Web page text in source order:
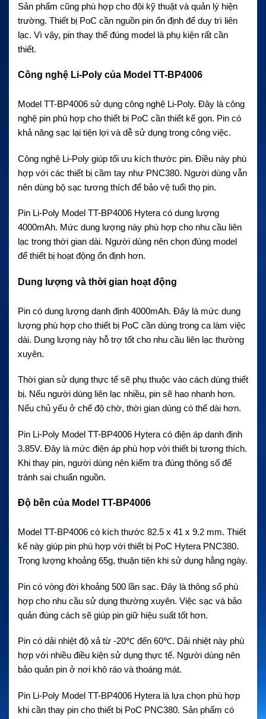
Sản phẩm cũng phù hợp cho đội kỹ thuật và quản lý hiện
trường. Thiết bị PoC cần nguồn pin ổn định để duy trì liên
lạc. Vì vậy, pin thay thế đúng model là phụ kiện rất cần
thiết.
Công nghệ Li-Poly của Model TT-BP4006
Model TT-BP4006 sử dụng công nghệ Li-Poly. Đây là công
nghệ pin phù hợp cho thiết bị PoC cần thiết kế gọn. Pin có
khả năng sạc lại tiện lợi và dễ sử dụng trong công việc.
Công nghệ Li-Poly giúp tối ưu kích thước pin. Điều này phù
hợp với các thiết bị cầm tay như PNC380. Người dùng vẫn
nên dùng bộ sạc tương thích để bảo vệ tuổi thọ pin.
Pin Li-Poly Model TT-BP4006 Hytera có dung lượng
4000mAh. Mức dung lượng này phù hợp cho nhu cầu liên
lạc trong thời gian dài. Người dùng nên chọn đúng model
để thiết bị hoạt động ổn định hơn.
Dung lượng và thời gian hoạt động
Pin có dung lượng danh định 4000mAh. Đây là mức dung
lượng phù hợp cho thiết bị PoC cần dùng trong ca làm việc
dài. Dung lượng này hỗ trợ tốt cho nhu cầu liên lạc thường
xuyên.
Thời gian sử dụng thực tế sẽ phụ thuộc vào cách dùng thiết
bị. Nếu người dùng liên lạc nhiều, pin sẽ hao nhanh hơn.
Nếu chủ yếu ở chế độ chờ, thời gian dùng có thể dài hơn.
Pin Li-Poly Model TT-BP4006 Hytera có điện áp danh định
3.85V. Đây là mức điện áp phù hợp với thiết bị tương thích.
Khi thay pin, người dùng nên kiểm tra đúng thông số để
tránh sai chuẩn nguồn.
Độ bền của Model TT-BP4006
Model TT-BP4006 có kích thước 82.5 x 41 x 9.2 mm. Thiết
kế này giúp pin phù hợp với thiết bị PoC Hytera PNC380.
Trọng lượng khoảng 65g, thuận tiện khi sử dụng hằng ngày.
Pin có vòng đời khoảng 500 lần sạc. Đây là thông số phù
hợp cho nhu cầu sử dụng thường xuyên. Việc sạc và bảo
quản đúng cách sẽ giúp pin giữ hiệu suất tốt hơn.
Pin có dải nhiệt độ xả từ -20℃ đến 60℃. Dải nhiệt này phù
hợp với nhiều điều kiện sử dụng thực tế. Người dùng nên
bảo quản pin ở nơi khô ráo và thoáng mát.
Pin Li-Poly Model TT-BP4006 Hytera là lựa chọn phù hợp
khi cần thay pin cho thiết bị PoC PNC380. Sản phẩm có